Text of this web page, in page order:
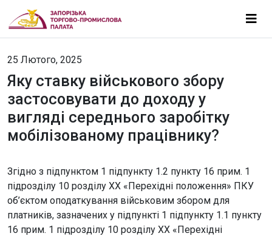
25 Лютого, 2025
Яку ставку військового збору
застосовувати до доходу у
вигляді середнього заробітку
мобілізованому працівнику?
Згідно з підпунктом 1 підпункту 1.2 пункту 16 прим. 1
підрозділу 10 розділу ХХ «Перехідні положення» ПКУ
об’єктом оподаткування військовим збором для
платників, зазначених у підпункті 1 підпункту 1.1 пункту
16 прим. 1 підрозділу 10 розділу ХХ «Перехідні